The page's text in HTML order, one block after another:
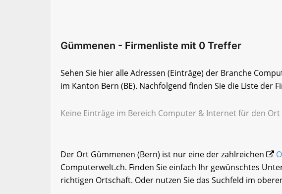
Gümmenen - Firmenliste mit 0 Treffer
Sehen Sie hier alle Adressen (Einträge) der Branche
im Kanton Bern (BE). Nachfolgend finden Sie die Liste der
Keine Einträge im Bereich Computer & Internet für den
Der Ort Gümmenen (Bern) ist nur eine der zahlreichen
Computerwelt.ch. Finden Sie einfach Ihr gewünschtes
richtigen Ortschaft. Oder nutzen Sie das Suchfeld im